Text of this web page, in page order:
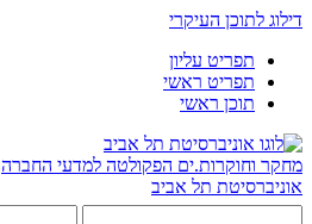
דילוג לתוכן העיקרי
תפריט עליון
תפריט ראשי
תוכן ראשי
מחקר וחוקרות.ים הפקולטה למדעי החברה
אוניברסיטת תל אביב